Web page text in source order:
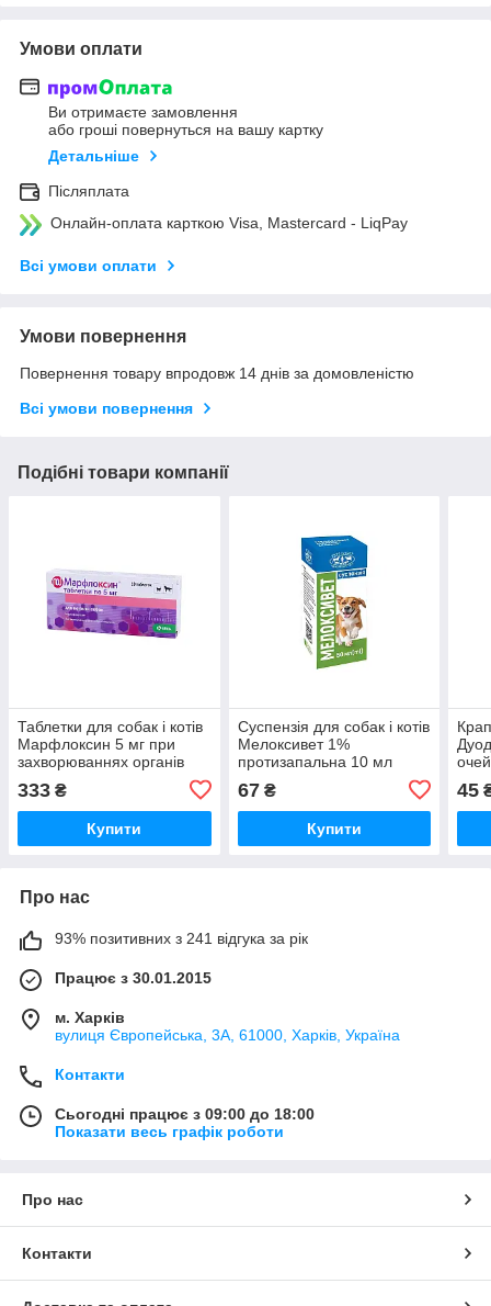
Умови оплати
Ви отримаєте замовлення
або гроші повернуться на вашу картку
Детальніше
Післяплата
Онлайн-оплата карткою Visa, Mastercard - LiqPay
Всі умови оплати
Умови повернення
Повернення товару впродовж 14 днів за домовленістю
Всі умови повернення
Подібні товари компанії
Таблетки для собак і котів
Марфлоксин 5 мг при
захворюваннях органів
дихання та сечостатевої
системи №10 KRKA
333 ₴
Купити
Суспензія для собак і котів
Мелоксивет 1%
протизапальна 10 мл
67₴
Купити
45
Про нас
93% позитивних з 241 відгука за рік
Працює з 30.01.2015
м. Харків
вулиця Європейська, 3А, 61000, Харків, Україна
Контакти
Сьогодні працює з 09:00 до 18:00
Показати весь графік роботи
Про нас
Контакти